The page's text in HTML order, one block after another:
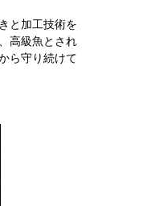
と加工技術を
高級魚とされ
ら守り続けて